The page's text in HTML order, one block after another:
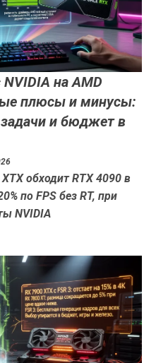
на AMD
плюсы и минусы:
и бюджет в
обходит RTX 4090 в
по FPS без RT, при
NVIDIA